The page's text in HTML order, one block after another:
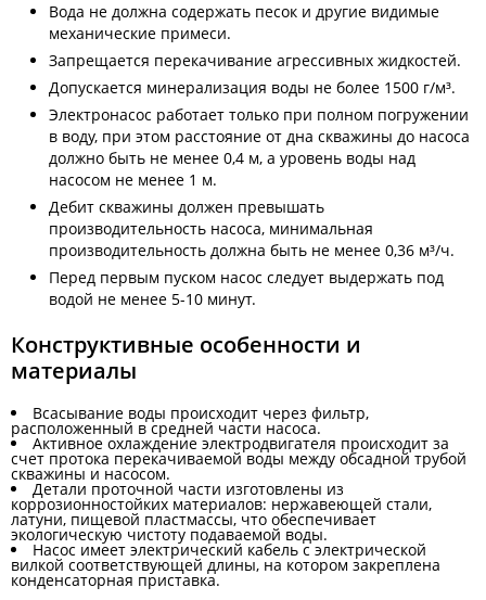
Вода не должна содержать песок и другие видимые
механические примеси.
Запрещается перекачивание агрессивных жидкостей.
Допускается минерализация воды не более 1500 г/м³.
Электронасос работает только при полном погружении
в воду, при этом расстояние от дна скважины до насоса
должно быть не менее 0,4 м, а уровень воды над
насосом не менее 1 м.
Дебит скважины должен превышать
производительность насоса, минимальная
производительность должна быть не менее 0,36 м³/ч.
Перед первым пуском насос следует выдержать под
водой не менее 5-10 минут.
Конструктивные особенности и
материалы
Всасывание воды происходит через фильтр,
расположенный в средней части насоса.
Активное охлаждение электродвигателя происходит за
счет протока перекачиваемой воды между обсадной трубой
скважины и насосом.
Детали проточной части изготовлены из
коррозионностойких материалов: нержавеющей стали,
латуни, пищевой пластмассы, что обеспечивает
экологическую чистоту подаваемой воды.
Насос имеет электрический кабель с электрической
вилкой соответствующей длины, на котором закреплена
конденсаторная приставка.